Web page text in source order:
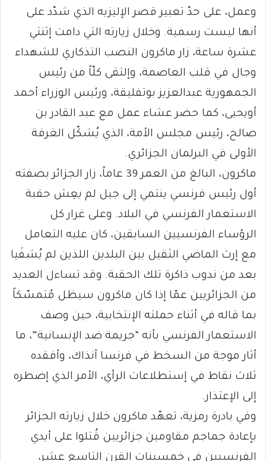
وعمل، على حدّ تعبير قصر الإليزيه الذي شدّد على
أنها ليست رسمية. وخلال زيارته التي دامت إثنتي
عشرة ساعة، زار ماكرون النصب التذكاري للشهداء
وجال في قلب العاصمة، وإلتقى كلّاً من رئيس
الجمهورية عبدالعزيز بوتفليقة، ورئيس الوزراء أحمد
أويحيى، كما حضر عشاء عمل مع عبد القادر بن
صالح، رئيس مجلس الأمة، الذي يُشكّل الغرفة
الأولى في البرلمان الجزائري.
ماكرون، البالغ من العمر 39 عاماً، زار الجزائر بصفته
أول رئيس فرنسي ينتمي إلى جيل لم يعِش حقبة
الاستعمار الفرنسي في البلاد. وعلى غرار كل
الرؤساء الفرنسيين السابقين، كان عليه التعامل
مع إرث الماضي الثقيل بين البلدين اللذين لم يُشفَيا
بعد من ندوب ذاكرة تلك الحقبة. وقد تساءل العديد
من الجزائريين عمّا إذا كان ماكرون سيظل مُتمسّكاً
بما قاله في أثناء حملته الإنتخابية، حين وصف
الاستعمار الفرنسي بأنه “جريمة ضد الإنسانية”، ما
أثار موجة من السخط في فرنسا آنذاك، وأفقده
ثلاث نقاط في إستطلاعات الرأي، الأمر الذي إضطره
إلى الإعتذار.
وفي بادرة رمزية، تعهّد ماكرون خلال زيارته الجزائر
بإعادة جماجم مقاومين جزائريين قُتلوا على أيدي
الفرنسيين في خمسينات القرن التاسع عشر،